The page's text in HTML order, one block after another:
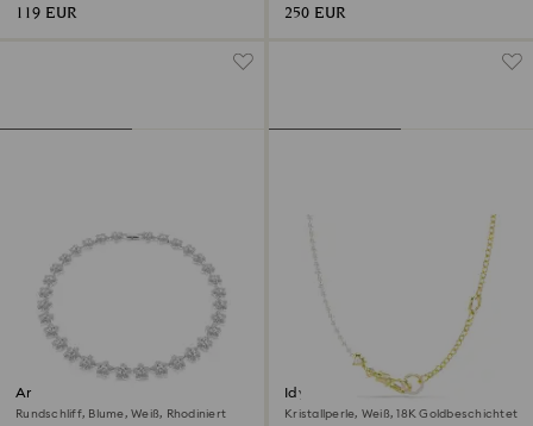
119 EUR 250 EUR
Ariana Grande x Swarovski
Halskette
Rundschliff, Blume, Weiß, Rhodiniert
Idyllia Halskette
Kristallperle, Weiß, 18K Goldbeschichtet